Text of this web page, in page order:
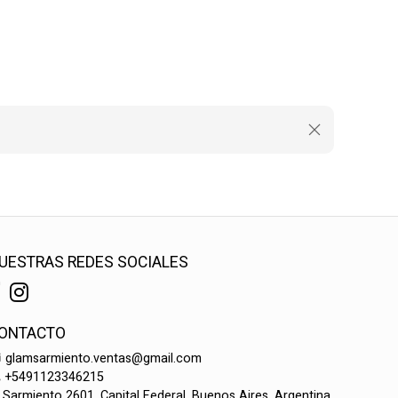
REDES SOCIALES
glamsarmiento.ventas@gmail.com
+5491123346215